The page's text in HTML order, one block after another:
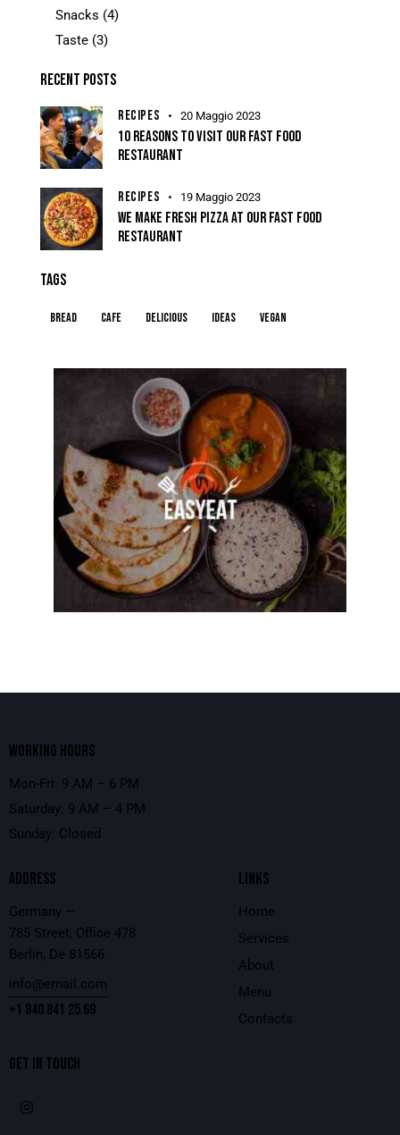
Snacks (4)
Taste (3)
RECENT POSTS
RECIPES 20 Maggio 2023
10 REASONS TO VISIT OUR FAST FOOD
RESTAURANT
RECIPES 19 Maggio 2023
WE MAKE FRESH PIZZA AT OUR FAST FOOD
RESTAURANT
TAGS
Bread Cafe Delicious Ideas Vegan
WORKING HOURS
Mon-Fri: 9 AM – 6 PM
Saturday: 9 AM – 4 PM
Sunday: Closed
ADDRESS
Germany —
785 Street, Office 478
Berlin, De 81566
info@email.com
+1 840 841 25 69
LINKS
Home
Services
About
Menu
Contacts
GET IN TOUCH